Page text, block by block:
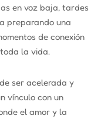
en voz baja, tardes
preparando una
de conexión
la vida.
ser acelerada y
vínculo con un
el amor y la